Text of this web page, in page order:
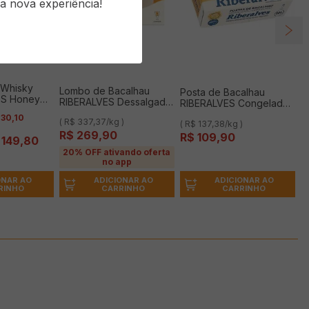
Honey
30,10
149,80
AO
Lombo de Bacalhau
RIBERALVES Dessalgado
( R$ 337,37/kg )
R$ 269,90
20% OFF ativando oferta
no app
ADICIONAR AO
CARRINHO
Posta de Bacalhau
RIBERALVES Congelada
( R$ 137,38/kg )
R$ 109,90
ADICIONAR AO
CARRINHO
nova experiência!